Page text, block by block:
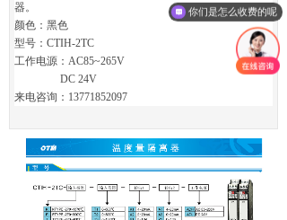
器。
颜色：黑色
型号：CTIH-2TC
工作电源：AC85~265V
DC 24V
来电咨询：13771852097
你们是怎么收费的呢